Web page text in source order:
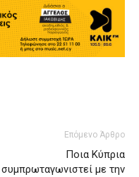
Επόμενο Άρθρο
Ποια Κύπρια
συμπρωταγωνιστεί με την